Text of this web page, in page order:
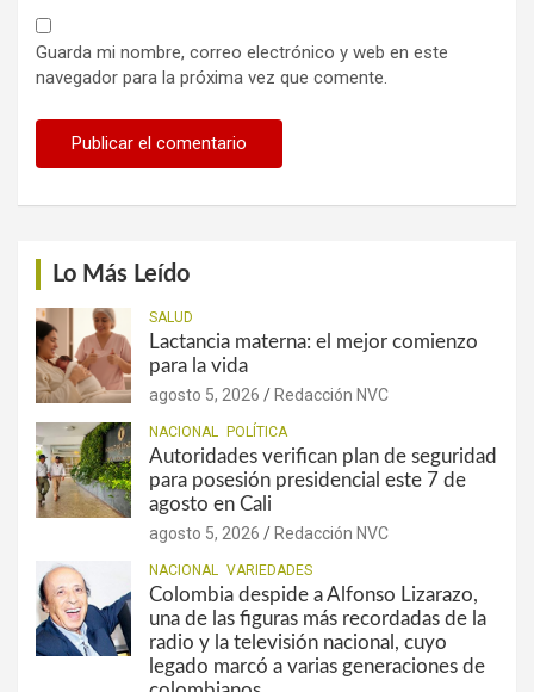
Guarda mi nombre, correo electrónico y web en este
navegador para la próxima vez que comente.
Lo Más Leído
SALUD
Lactancia materna: el mejor comienzo
para la vida
agosto 5, 2026 Redacción NVC
NACIONAL POLÍTICA
Autoridades verifican plan de seguridad
para posesión presidencial este 7 de
agosto en Cali
agosto 5, 2026 Redacción NVC
NACIONAL VARIEDADES
Colombia despide a Alfonso Lizarazo,
una de las figuras más recordadas de la
radio y la televisión nacional, cuyo
legado marcó a varias generaciones de